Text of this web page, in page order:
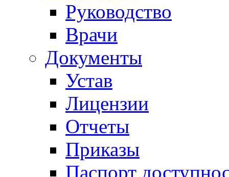
Руководство
Врачи
Документы
Устав
Лицензии
Отчеты
Приказы
Паспорт